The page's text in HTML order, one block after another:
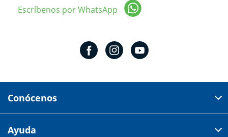
Escríbenos por WhatsApp
Conócenos
Av 18 de marzo # 309. Colonia la Nogalera.
Ayuda